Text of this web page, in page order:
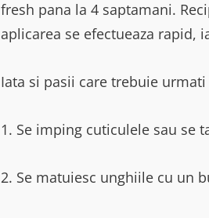
fresh pana la 4 saptamani.
aplicarea se efectueaza rapid,
Iata si pasii care trebuie
1. Se imping cuticulele sau se
2. Se matuiesc unghiile cu un